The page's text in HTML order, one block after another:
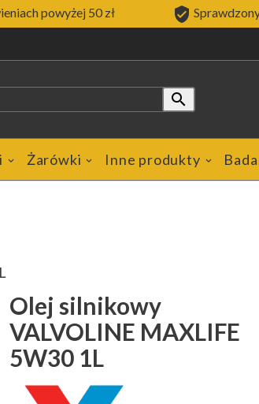
powyżej 50 zł 

Żarówki Inne produkty
Olej silnikowy
VALVOLINE MAXLIFE
5W30 1L